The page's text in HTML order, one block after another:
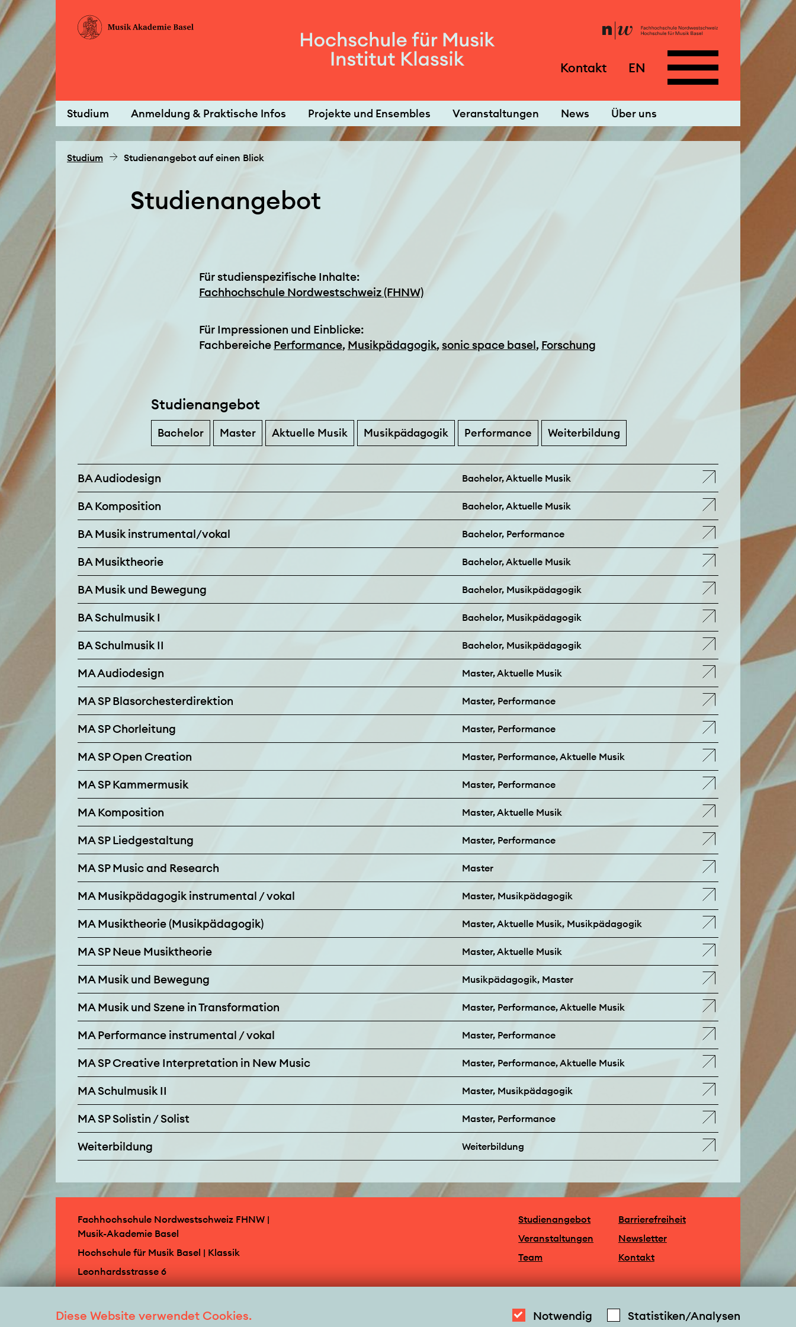
Kontakt EN
Studium Anmeldung & Praktische Infos Projekte und Ensembles Veranstaltungen News Über uns
Studium Studienangebot auf einen Blick
Studienangebot
Für studienspezifische Inhalte:
Fachhochschule Nordwestschweiz (FHNW)
Für Impressionen und Einblicke:
Fachbereiche Performance, Musikpädagogik,sonic space basel, Forschung
Studienangebot
Bachelor Master Aktuelle Musik Musikpädagogik Performance Weiterbildung
BA Audiodesign Bachelor, Aktuelle Musik
BA Komposition Bachelor, Aktuelle Musik
BA Musik instrumental/vokal Bachelor, Performance
BA Musiktheorie Bachelor, Aktuelle Musik
BA Musik und Bewegung Bachelor, Musikpädagogik
BA Schulmusik I Bachelor, Musikpädagogik
BA Schulmusik II Bachelor, Musikpädagogik
MA Audiodesign Master, Aktuelle Musik
MA SP Blasorchesterdirektion Master, Performance
MA SP Chorleitung Master, Performance
MA SP Open Creation Master, Performance, Aktuelle Musik
MA SP Kammermusik Master, Performance
MA Komposition Master, Aktuelle Musik
MA SP Liedgestaltung Master, Performance
MA SP Music and Research Master
MA Musikpädagogik instrumental / vokal Master, Musikpädagogik
MA Musiktheorie (Musikpädagogik) Master, Aktuelle Musik, Musikpädagogik
MA SP Neue Musiktheorie Master, Aktuelle Musik
MA Musik und Bewegung Musikpädagogik, Master
MA Musik und Szene in Transformation Master, Performance, Aktuelle Musik
MA Performance instrumental / vokal Master, Performance
MA SP Creative Interpretation in New Music Master, Performance, Aktuelle Musik
MA Schulmusik II Master, Musikpädagogik
MA SP Solistin / Solist Master, Performance
Weiterbildung Weiterbildung
Fachhochschule Nordwestschweiz FHNW |
Musik-Akademie Basel
Hochschule für Musik Basel | Klassik
Leonhardsstrasse 6
CH-4051 Basel
T +41 61 264 57 57
Studienangebot
Veranstaltungen
Team
Barrierefreiheit
Newsletter
Kontakt
Diese Website verwendet Cookies. Notwendig Statistiken/Analysen